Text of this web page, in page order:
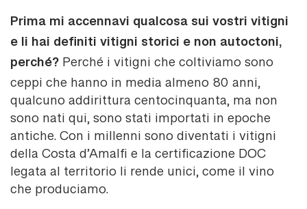
Prima mi accennavi qualcosa sui vostri vitigni
e li hai definiti vitigni storici e non autoctoni,
perché? Perché i vitigni che coltiviamo sono
ceppi che hanno in media almeno 80 anni,
qualcuno addirittura centocinquanta, ma non
sono nati qui, sono stati importati in epoche
antiche. Con i millenni sono diventati i vitigni
della Costa d’Amalfi e la certificazione DOC
legata al territorio li rende unici, come il vino
che produciamo.